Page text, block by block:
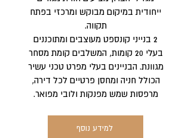
ייחודית במיקום מבוקש ומרכזי בפתח
תקווה.
2 בנייני קונספט מעוצבים ומתוכננים
בעלי 20 קומות, המשלבים קומת מסחר
מגוונת. הבניינים בעלי מפרט טכני עשיר
הכולל חניה ומחסן פרטיים לכל דירה,
מרפסות שמש מפנקות ולובי מפואר.
למידע נוסף